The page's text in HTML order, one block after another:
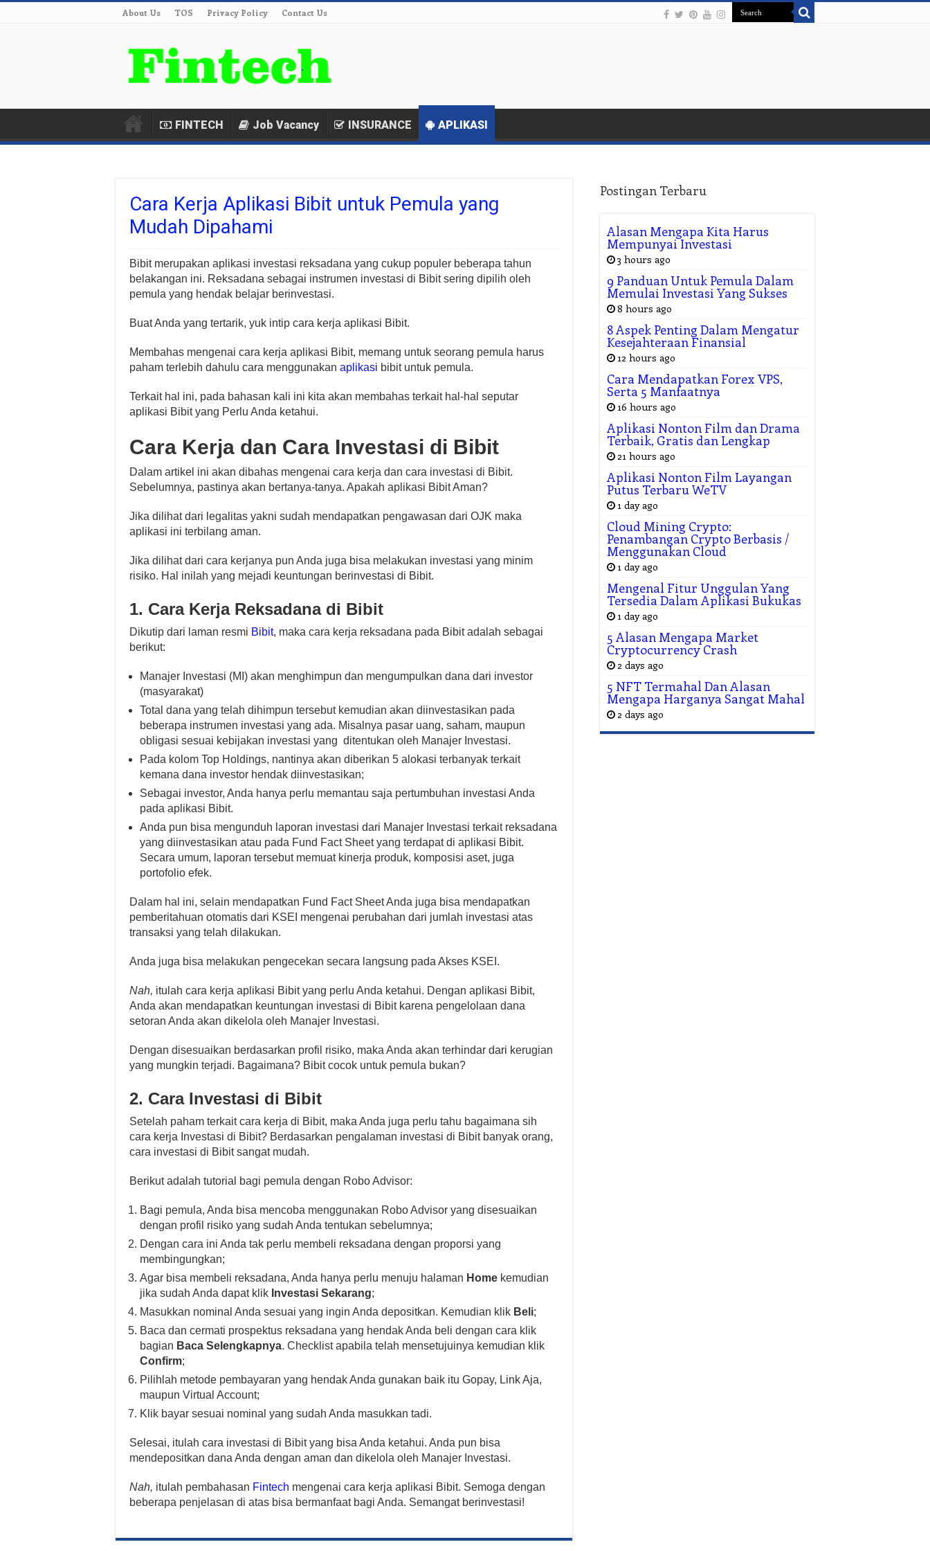
About Us TOS Privacy Policy Contact Us
FINTECH Job Vacancy INSURANCE APLIKASI
Cara Kerja Aplikasi Bibit untuk Pemula yang
Mudah Dipahami
Bibit merupakan aplikasi investasi reksadana yang cukup populer beberapa tahun
belakangan ini. Reksadana sebagai instrumen investasi di Bibit sering dipilih oleh
pemula yang hendak belajar berinvestasi.
Buat Anda yang tertarik, yuk intip cara kerja aplikasi Bibit.
Membahas mengenai cara kerja aplikasi Bibit, memang untuk seorang pemula harus
paham terlebih dahulu cara menggunakan aplikasi bibit untuk pemula.
Terkait hal ini, pada bahasan kali ini kita akan membahas terkait hal-hal seputar
aplikasi Bibit yang Perlu Anda ketahui.
Cara Kerja dan Cara Investasi di Bibit
Dalam artikel ini akan dibahas mengenai cara kerja dan cara investasi di Bibit.
Sebelumnya, pastinya akan bertanya-tanya. Apakah aplikasi Bibit Aman?
Jika dilihat dari legalitas yakni sudah mendapatkan pengawasan dari OJK maka
aplikasi ini terbilang aman.
Jika dilihat dari cara kerjanya pun Anda juga bisa melakukan investasi yang minim
risiko. Hal inilah yang mejadi keuntungan berinvestasi di Bibit.
1. Cara Kerja Reksadana di Bibit
Dikutip dari laman resmi Bibit, maka cara kerja reksadana pada Bibit adalah sebagai
berikut:
Manajer Investasi (MI) akan menghimpun dan mengumpulkan dana dari investor
(masyarakat)
Total dana yang telah dihimpun tersebut kemudian akan diinvestasikan pada
beberapa instrumen investasi yang ada. Misalnya pasar uang, saham, maupun
obligasi sesuai kebijakan investasi yang ditentukan oleh Manajer Investasi.
Pada kolom Top Holdings, nantinya akan diberikan 5 alokasi terbanyak terkait
kemana dana investor hendak diinvestasikan;
Sebagai investor, Anda hanya perlu memantau saja pertumbuhan investasi Anda
pada aplikasi Bibit.
Anda pun bisa mengunduh laporan investasi dari Manajer Investasi terkait reksadana
yang diinvestasikan atau pada Fund Fact Sheet yang terdapat di aplikasi Bibit.
Secara umum, laporan tersebut memuat kinerja produk, komposisi aset, juga
portofolio efek.
Dalam hal ini, selain mendapatkan Fund Fact Sheet Anda juga bisa mendapatkan
pemberitahuan otomatis dari KSEI mengenai perubahan dari jumlah investasi atas
transaksi yang telah dilakukan.
Anda juga bisa melakukan pengecekan secara langsung pada Akses KSEI.
Nah, itulah cara kerja aplikasi Bibit yang perlu Anda ketahui. Dengan aplikasi Bibit,
Anda akan mendapatkan keuntungan investasi di Bibit karena pengelolaan dana
setoran Anda akan dikelola oleh Manajer Investasi.
Dengan disesuaikan berdasarkan profil risiko, maka Anda akan terhindar dari kerugian
yang mungkin terjadi. Bagaimana? Bibit cocok untuk pemula bukan?
2. Cara Investasi di Bibit
Setelah paham terkait cara kerja di Bibit, maka Anda juga perlu tahu bagaimana sih
cara kerja Investasi di Bibit? Berdasarkan pengalaman investasi di Bibit banyak orang,
cara investasi di Bibit sangat mudah.
Berikut adalah tutorial bagi pemula dengan Robo Advisor:
Bagi pemula, Anda bisa mencoba menggunakan Robo Advisor yang disesuaikan
dengan profil risiko yang sudah Anda tentukan sebelumnya;
Dengan cara ini Anda tak perlu membeli reksadana dengan proporsi yang
membingungkan;
Agar bisa membeli reksadana, Anda hanya perlu menuju halaman Home kemudian
jika sudah Anda dapat klik Investasi Sekarang;
Masukkan nominal Anda sesuai yang ingin Anda depositkan. Kemudian klik Beli;
Baca dan cermati prospektus reksadana yang hendak Anda beli dengan cara klik
bagian Baca Selengkapnya. Checklist apabila telah mensetujuinya kemudian klik
Confirm;
Pilihlah metode pembayaran yang hendak Anda gunakan baik itu Gopay, Link Aja,
maupun Virtual Account;
Klik bayar sesuai nominal yang sudah Anda masukkan tadi.
Selesai, itulah cara investasi di Bibit yang bisa Anda ketahui. Anda pun bisa
mendepositkan dana Anda dengan aman dan dikelola oleh Manajer Investasi.
Nah, itulah pembahasan Fintech mengenai cara kerja aplikasi Bibit. Semoga dengan
beberapa penjelasan di atas bisa bermanfaat bagi Anda. Semangat berinvestasi!
Postingan Terbaru
Alasan Mengapa Kita Harus
Mempunyai Investasi
3 hours ago
9 Panduan Untuk Pemula Dalam
Memulai Investasi Yang Sukses
8 hours ago
8 Aspek Penting Dalam Mengatur
Kesejahteraan Finansial
12 hours ago
Cara Mendapatkan Forex VPS,
Serta 5 Manfaatnya
16 hours ago
Aplikasi Nonton Film dan Drama
Terbaik, Gratis dan Lengkap
21 hours ago
Aplikasi Nonton Film Layangan
Putus Terbaru WeTV
1 day ago
Cloud Mining Crypto:
Penambangan Crypto Berbasis /
Menggunakan Cloud
1 day ago
Mengenal Fitur Unggulan Yang
Tersedia Dalam Aplikasi Bukukas
1 day ago
5 Alasan Mengapa Market
Cryptocurrency Crash
2 days ago
5 NFT Termahal⁠ Dan Alasan
Mengapa Harganya Sangat Mahal
2 days ago